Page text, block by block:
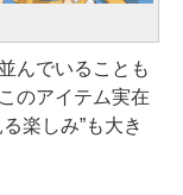
んでいることも
のアイテム実在
楽しみ”も大き